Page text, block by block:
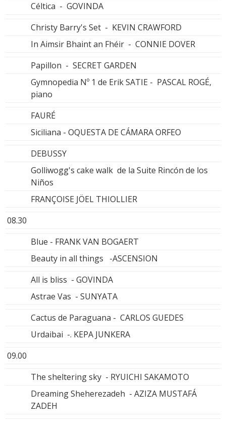
Céltica - GOVINDA
Christy Barry's Set - KEVIN CRAWFORD
In Aimsir Bhaint an Fhéir - CONNIE DOVER
Papillon - SECRET GARDEN
Gymnopedia Nº 1 de Erik SATIE - PASCAL ROGÉ,
piano
FAURÉ
Siciliana - OQUESTA DE CÁMARA ORFEO
DEBUSSY
Golliwogg's cake walk de la Suite Rincón de los
Niños
FRANÇOISE JÖEL THIOLLIER
08.30
Blue - FRANK VAN BOGAERT
Beauty in all things -ASCENSION
All is bliss - GOVINDA
Astrae Vas - SUNYATA
Cactus de Paraguana - CARLOS GUEDES
Urdaibai -. KEPA JUNKERA
09.00
The sheltering sky - RYUICHI SAKAMOTO
Dreaming Sheherezadeh - AZIZA MUSTAFÁ
ZADEH